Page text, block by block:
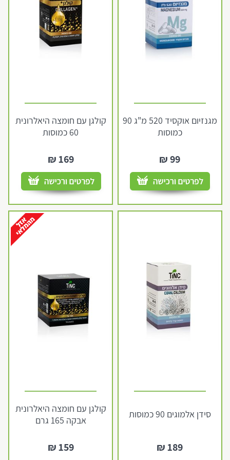
מגנזיום אוקסיד 520 מ"ג 90
כמוסות
99
₪
קולגן עם חומצה היאלרונית
60 כמוסות
169
₪
סידן אלמוגים 90 כמוסות
189
₪
קולגן עם חומצה היאלרונית
אבקה 165 גרם
159
₪